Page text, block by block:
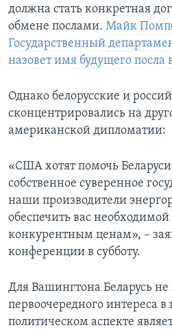
должна стать конкретная
обмене послами. Майк
Государственный
назовет имя будущего посла
Однако белорусские и
сконцентрировались на
американской дипломатии:
«США хотят помочь Беларуси
собственное суверенное
наши производители
обеспечить вас
конкурентным ценам», –
конференции в субботу.
Для Вашингтона Беларусь не
первоочередного интереса в
политическом аспекте